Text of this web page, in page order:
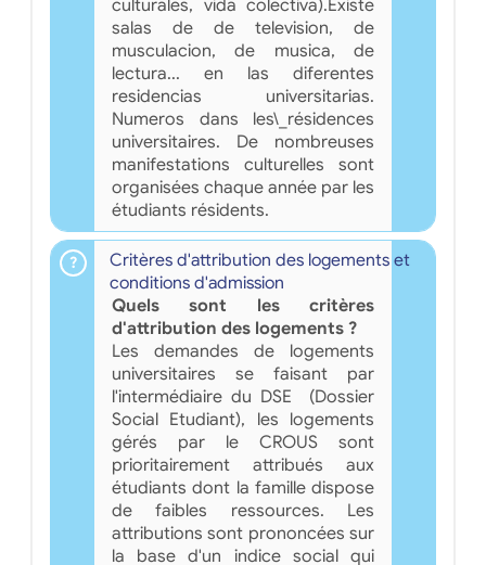
culturales, vida colectiva).Existe
salas de de television, de
musculacion, de musica, de
lectura... en las diferentes
residencias universitarias.
Numeros dans les\_résidences
universitaires. De nombreuses
manifestations culturelles sont
organisées chaque année par les
étudiants résidents.
Critères d'attribution des logements et
conditions d'admission
Quels sont les critères
d'attribution des logements ?
Les demandes de logements
universitaires se faisant par
l'intermédiaire du DSE (Dossier
Social Etudiant), les logements
gérés par le CROUS sont
prioritairement attribués aux
étudiants dont la famille dispose
de faibles ressources. Les
attributions sont prononcées sur
la base d'un indice social qui